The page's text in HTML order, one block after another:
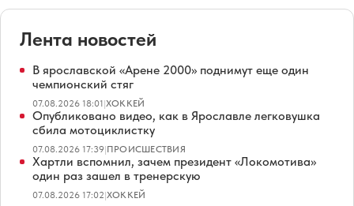
Лента новостей
В ярославской «Арене 2000» поднимут еще один
чемпионский стяг
07.08.2026 18:01|ХОККЕЙ
Опубликовано видео, как в Ярославле легковушка
сбила мотоциклистку
07.08.2026 17:39|ПРОИСШЕСТВИЯ
Хартли вспомнил, зачем президент «Локомотива»
один раз зашел в тренерскую
07.08.2026 17:02|ХОККЕЙ